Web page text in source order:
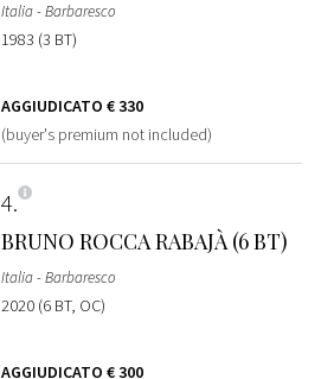
Italia - Barbaresco
1983 (3 BT)
AGGIUDICATO € 330
(buyer's premium not included)
4
BRUNO ROCCA RABAJÀ (6 BT)
Italia - Barbaresco
2020 (6 BT, OC)
AGGIUDICATO € 300